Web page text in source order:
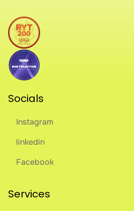
Socials
Instagram
linkedin
Facebook
Services